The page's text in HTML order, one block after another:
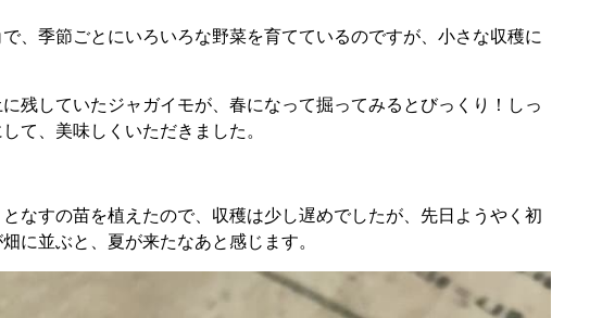
、季節ごとにいろいろな野菜を育てているのですが、小さな収穫に
残していたジャガイモが、春になって掘ってみるとびっくり！しっ
て、美味しくいただきました。
なすの苗を植えたので、収穫は少し遅めでしたが、先日ようやく初
に並ぶと、夏が来たなあと感じます。